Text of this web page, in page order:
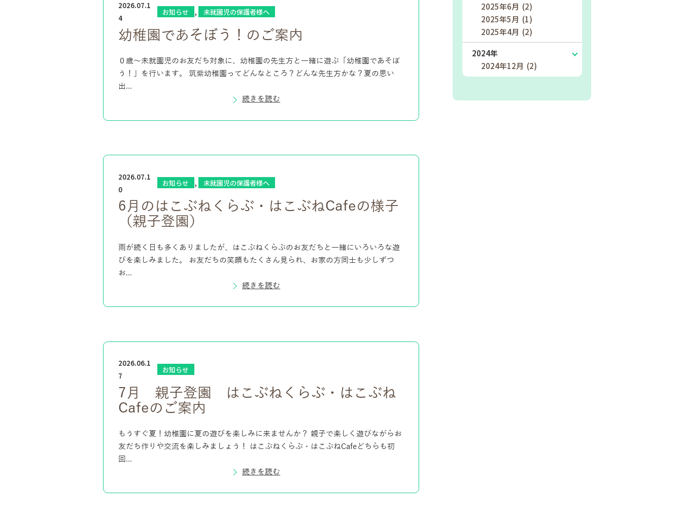
2026.07.1
4
お知らせ , 未就園児の保護者様へ
幼稚園であそぼう！のご案内
０歳～未就園児のお友だち対象に、幼稚園の先生方と一緒に遊ぶ「幼稚園であそぼ
う！」を行います。 筑紫幼稚園ってどんなところ？どんな先生方かな？夏の思い
出...
続きを読む
2026.07.1
0
お知らせ , 未就園児の保護者様へ
6月のはこぶねくらぶ・はこぶねCafeの様子
（親子登園）
雨が続く日も多くありましたが、はこぶねくらぶのお友だちと一緒にいろいろな遊
びを楽しみました。 お友だちの笑顔もたくさん見られ、お家の方同士も少しずつ
お...
続きを読む
2026.06.1
7
お知らせ
7月 親子登園 はこぶねくらぶ・はこぶね
Cafeのご案内
もうすぐ夏！幼稚園に夏の遊びを楽しみに来ませんか？ 親子で楽しく遊びながらお
友だち作りや交流を楽しみましょう！ はこぶねくらぶ・はこぶねCafeどちらも初
回...
続きを読む
2025年6月 (2)
2025年5月 (1)
2025年4月 (2)
2024年
2024年12月 (2)